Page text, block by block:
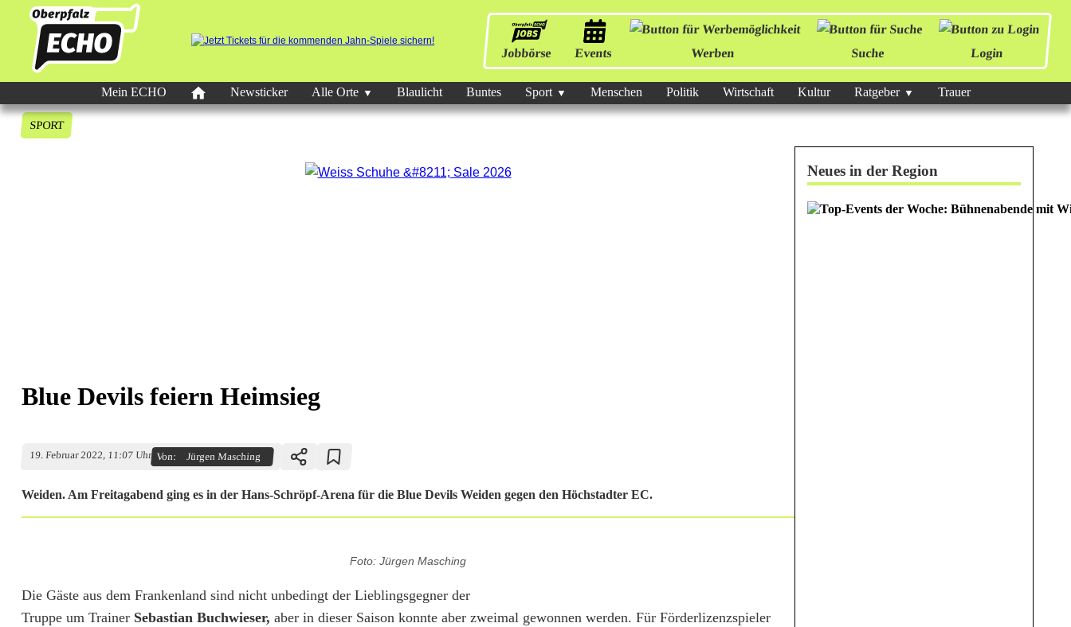
Jobbörse Events Werben Suche Login
Mein ECHO Newsticker Alle Orte Blaulicht Buntes Sport Menschen Politik Wirtschaft Kultur Ratgeber Trauer
SPORT
Blue Devils feiern Heimsieg
19. Februar 2022, 11:07 Uhr Von: Jürgen Masching
Weiden. Am Freitagabend ging es in der Hans-Schröpf-Arena für die Blue Devils Weiden gegen den Höchstadter EC.
u
Foto: Jürgen Masching
Die Gäste aus dem Frankenland sind nicht unbedingt der Lieblingsgegner der
Truppe um Trainer Sebastian Buchwieser, aber in dieser Saison konnte aber zweimal gewonnen werden. Für Förderlizenzspieler
Neues in der Region